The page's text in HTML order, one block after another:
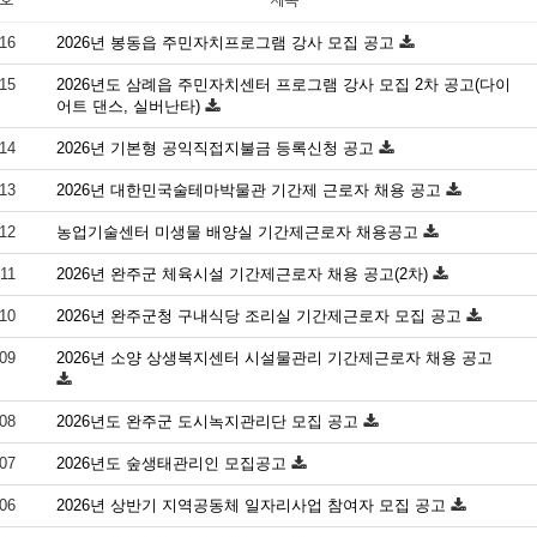
2026년 봉동읍 주민자치프로그램 강사 모집 공고
2026년도 삼례읍 주민자치센터 프로그램 강사 모집 2차 공고(다이
어트 댄스, 실버난타)
2026년 기본형 공익직접지불금 등록신청 공고
2026년 대한민국술테마박물관 기간제 근로자 채용 공고
농업기술센터 미생물 배양실 기간제근로자 채용공고
2026년 완주군 체육시설 기간제근로자 채용 공고(2차)
2026년 완주군청 구내식당 조리실 기간제근로자 모집 공고
2026년 소양 상생복지센터 시설물관리 기간제근로자 채용 공고
2026년도 완주군 도시녹지관리단 모집 공고
2026년도 숲생태관리인 모집공고
2026년 상반기 지역공동체 일자리사업 참여자 모집 공고